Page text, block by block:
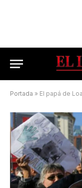
Portada » El papá de